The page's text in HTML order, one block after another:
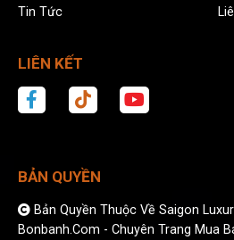
Tin Tức
LIÊN KẾT
BẢN QUYỀN
Bản Quyền Thuộc Về Saigon
Bonbanh.com - Chuyên Trang Mua